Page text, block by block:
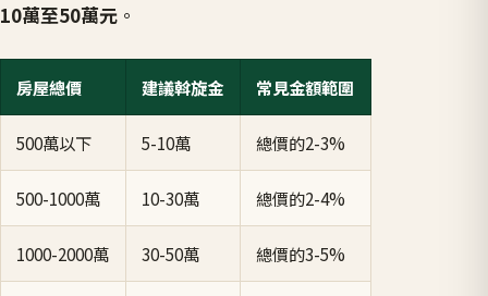
10萬至50萬元 。
房屋總價 建議斡旋金 常見金額範圍
500萬以下 5-10萬 總價的2-3%
500-1000萬 10-30萬 總價的2-4%
1000-2000萬 30-50萬 總價的3-5%